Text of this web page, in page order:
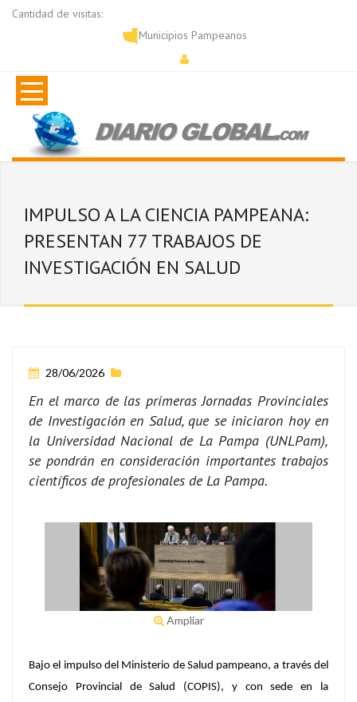
Cantidad de visitas:
Municipios Pampeanos
IMPULSO A LA CIENCIA PAMPEANA:
PRESENTAN 77 TRABAJOS DE
INVESTIGACIÓN EN SALUD
28/06/2026
En el marco de las primeras Jornadas Provinciales
de Investigación en Salud, que se iniciaron hoy en
la Universidad Nacional de La Pampa (UNLPam),
se pondrán en consideración importantes trabajos
científicos de profesionales de La Pampa.
Ampliar
Bajo el impulso del Ministerio de Salud pampeano, a través del
Consejo Provincial de Salud (COPIS), y con sede en la